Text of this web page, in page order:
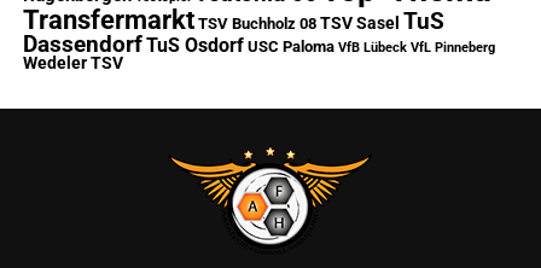
Transfermarkt TSV Buchholz 08 TSV Sasel TuS
DassendorfTuS Osdorf USC Paloma VfB Lübeck VfL Pinneberg
Wedeler TSV